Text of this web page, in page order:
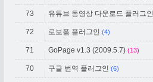
73 유튜브 동영상 다운로드 플러그인
72 로보폼 플러그인 (4)
71 GoPage v1.3 (2009.5.7) (13)
70 구글 번역 플러그인 (6)